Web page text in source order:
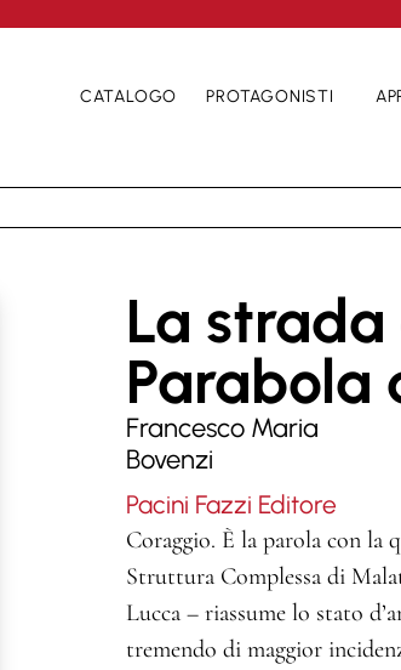
CATALOGO PROTAGONISTI
La
Parabola
Francesco Maria
Bovenzi
Pacini Fazzi Editore
Coraggio. È la parola con la
Struttura Complessa di
Lucca – riassume lo stato
tremendo di maggior